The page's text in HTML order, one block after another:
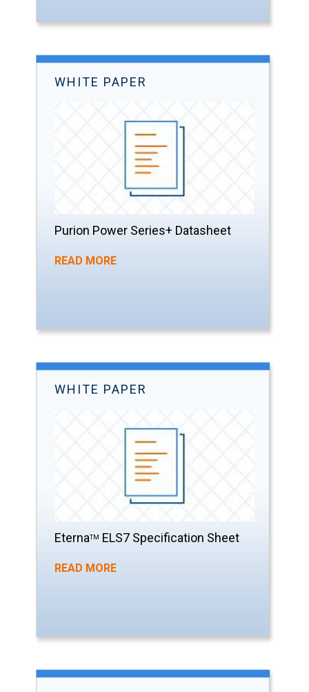
WHITE PAPER
Purion Power Series+ Datasheet
READ MORE
WHITE PAPER
EternaTM ELS7 Specification Sheet
READ MORE